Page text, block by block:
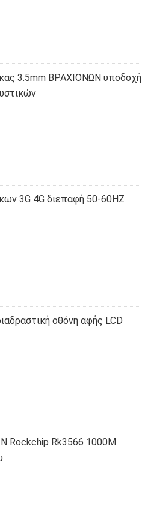
3.5mm ΒΡΑΧΙΟΝΩΝ υποδοχή
3G 4G διεπαφή 50-60HZ
οθόνη αφής LCD
Rockchip Rk3566 1000M